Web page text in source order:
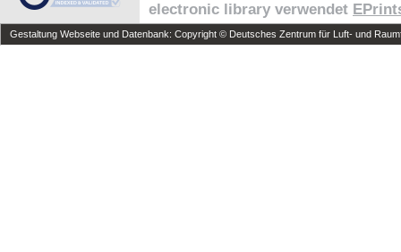
electronic library verwendet
Gestaltung Webseite und Datenbank: Copyright © Deutsches Zentrum für Luft- und